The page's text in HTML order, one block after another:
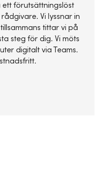
ett förutsättningslöst
Vi lyssnar in
tittar vi på
steg för dig. Vi möts
digitalt via Teams.